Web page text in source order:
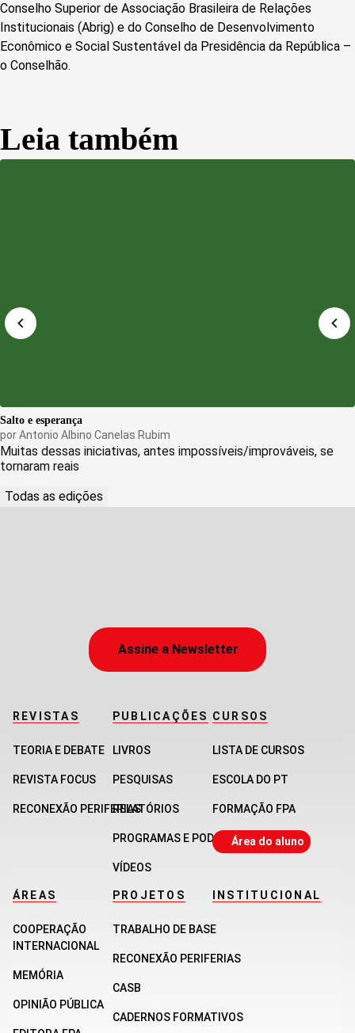
Conselho Superior de Associação Brasileira de Relações
Institucionais (Abrig) e do Conselho de Desenvolvimento
Econômico e Social Sustentável da Presidência da República –
o Conselhão.
Leia também
Salto e esperança
porAntonio Albino Canelas Rubim
Muitas dessas iniciativas, antes impossíveis/improváveis, se
tornaram reais
Todas as edições
Assine a Newsletter
REVISTAS
TEORIA E DEBATE
REVISTA FOCUS
RECONEXÃO PERIFERIAS
PUBLICAÇÕES
LIVROS
PESQUISAS
RELATÓRIOS
PROGRAMAS E PODCASTS
VÍDEOS
CURSOS
LISTA DE CURSOS
ESCOLA DO PT
FORMAÇÃO FPA
Área do aluno
ÁREAS
COOPERAÇÃO
INTERNACIONAL
MEMÓRIA
OPINIÃO PÚBLICA
PROJETOS
TRABALHO DE BASE
RECONEXÃO PERIFERIAS
CASB
CADERNOS FORMATIVOS
INSTITUCIONAL